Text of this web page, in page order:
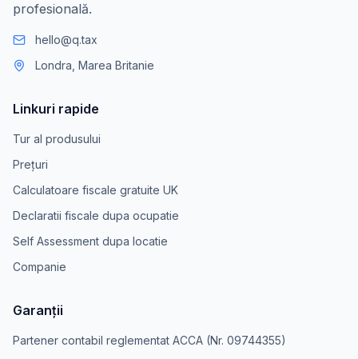
profesională.
hello@q.tax
Londra, Marea Britanie
Linkuri rapide
Tur al produsului
Prețuri
Calculatoare fiscale gratuite UK
Declaratii fiscale dupa ocupatie
Self Assessment dupa locatie
Companie
Garanții
Partener contabil reglementat ACCA (Nr. 09744355)